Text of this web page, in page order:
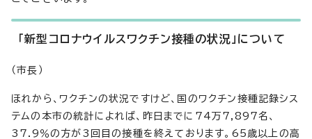
「新型コロナウイルスワクチン接種の状況」について
（市長）
ほれから、ワクチンの状況ですけど、国のワクチン接種記録シス
テムの本市の統計によれば、昨日までに74万7,897名、
37.9％の方が3回目の接種を終えております。65歳以上の高